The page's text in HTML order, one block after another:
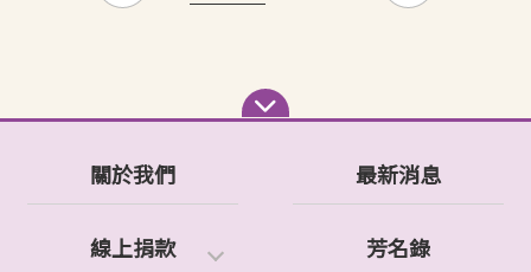
關於我們 最新消息
線上捐款 芳名錄